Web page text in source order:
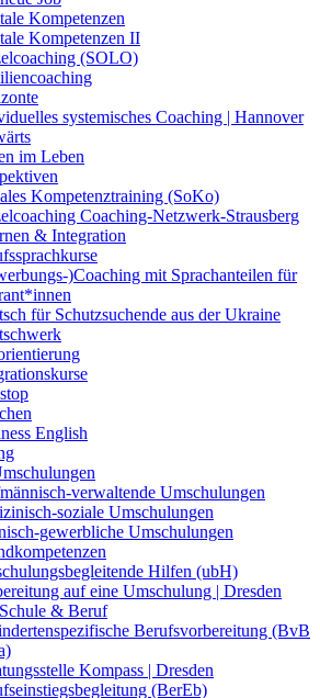
Kompetenzen
Kompetenzen II
(SOLO)
systemisches Coaching | Hannover
im Leben
Kompetenztraining (SoKo)
Coaching-Netzwerk-Strausberg
& Integration
)Coaching mit Sprachanteilen für
für Schutzsuchende aus der Ukraine
English
verwaltende Umschulungen
soziale Umschulungen
gewerbliche Umschulungen
Hilfen (ubH)
auf eine Umschulung | Dresden
& Beruf
Berufsvorbereitung (BvB
Kompass | Dresden
(BerEb)